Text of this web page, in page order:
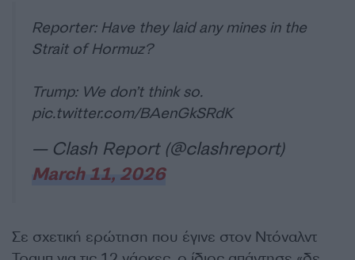
Reporter: Have they laid any mines in the
Strait of Hormuz?
Trump: We don’t think so.
pic.twitter.com/BAenGkSRdK
— Clash Report (@clashreport)
March 11, 2026
Σε σχετική ερώτηση που έγινε στον Ντόναλντ